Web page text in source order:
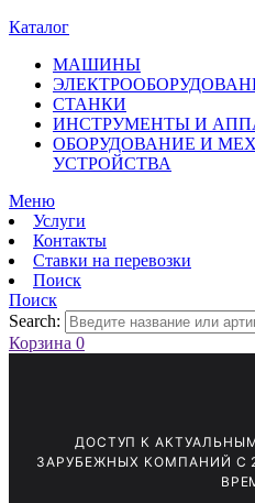
Каталог
МАШИНЫ
СТАНКИ
ИНСТРУМЕНТЫ И
ОБОРУДОВАНИЕ И
УСТРОЙСТВА
Меню
Услуги
Контакты
Ставки на перевозки
Поиск
Поиск
Search:
Корзина 0
ДОСТУП К
ЗАРУБЕЖНЫХ КОМПАНИЙ С